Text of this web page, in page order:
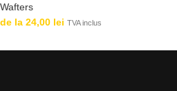
Wafters
de la 24,00 lei TVA inclus